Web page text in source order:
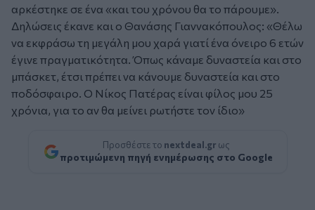
αρκέστηκε σε ένα «και του χρόνου θα το πάρουμε».
Δηλώσεις έκανε και ο Θανάσης Γιαννακόπουλος: «Θέλω
να εκφράσω τη μεγάλη μου χαρά γιατί ένα όνειρο 6 ετών
έγινε πραγματικότητα. Όπως κάναμε δυναστεία και στο
μπάσκετ, έτσι πρέπει να κάνουμε δυναστεία και στο
ποδόσφαιρο. Ο Νίκος Πατέρας είναι φίλος μου 25
χρόνια, για το αν θα μείνει ρωτήστε τον ίδιο»
Προσθέστε το nextdeal.gr ως
προτιμώμενη πηγή ενημέρωσης στο Google